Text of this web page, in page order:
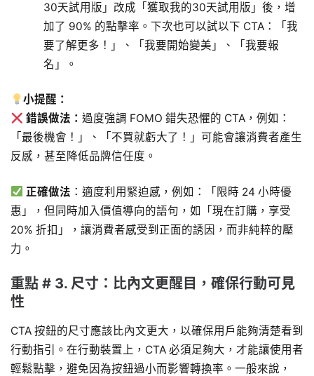
30天試用版」改成「獲取我的30天試用版」後，增
加了 90% 的點擊率。下次也可以試以下 CTA：「我
要了解更多！」、「我要開始變美」、「我要報
名」。
小提醒：
錯誤做法： 過度強調 FOMO 錯失恐懼的 CTA，例如：
「最後機會！」、「不買就虧大了！」可能會讓消費者產生
反感，甚至降低品牌信任度。
正確做法 ：適度利用緊迫感，例如：「限時 24 小時優
惠」，但同時加入價值導向的語句，如「現在訂購，享受
20% 折扣」，讓消費者感受到正面的誘因，而非純粹的壓
力。
重點 # 3. 尺寸：比內文更醒目，確保行動可見
性
CTA 按鈕的尺寸應該比內文更大，以確保用戶能夠清楚看到
行動指引。在行動裝置上，CTA 必須足夠大，才能讓使用者
輕鬆點擊，避免因為按鈕過小而影響轉換率。一般來說，